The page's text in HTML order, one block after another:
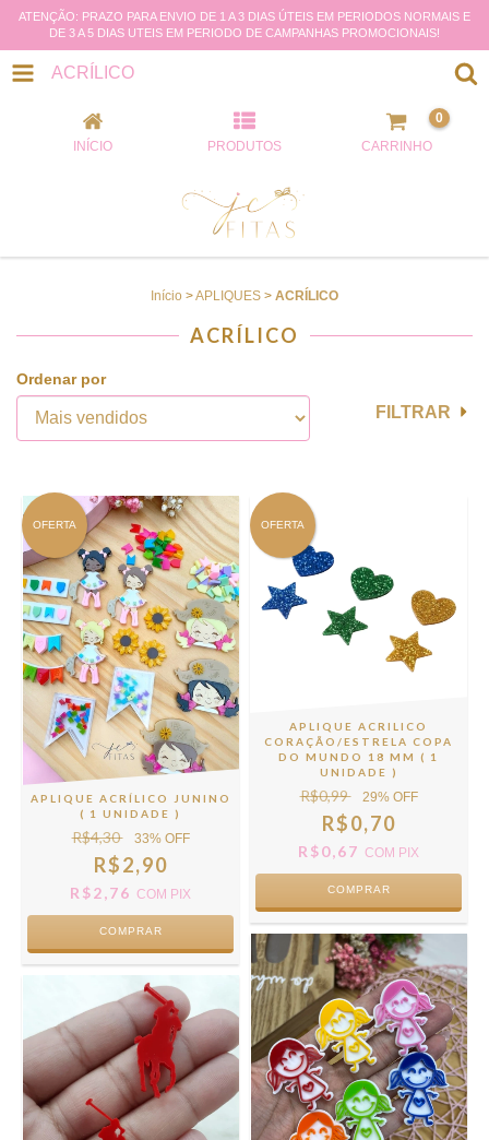
ATENÇÃO: PRAZO PARA ENVIO DE 1 A 3 DIAS ÚTEIS EM PERIODOS NORMAIS E
DE 3 A 5 DIAS UTEIS EM PERIODO DE CAMPANHAS PROMOCIONAIS!
ACRÍLICO
INÍCIO PRODUTOS CARRINHO
0
Início >APLIQUES > ACRÍLICO
ACRÍLICO
Ordenar por
FILTRAR
OFERTA
APLIQUE ACRÍLICO JUNINO
( 1 UNIDADE )
R$4,30 33% OFF
R$2,90
R$2,76 COM PIX
COMPRAR
OFERTA
APLIQUE ACRILICO
CORAÇÃO/ESTRELA COPA
DO MUNDO 18 MM ( 1
UNIDADE )
R$0,99 29% OFF
R$0,70
R$0,67 COM PIX
COMPRAR